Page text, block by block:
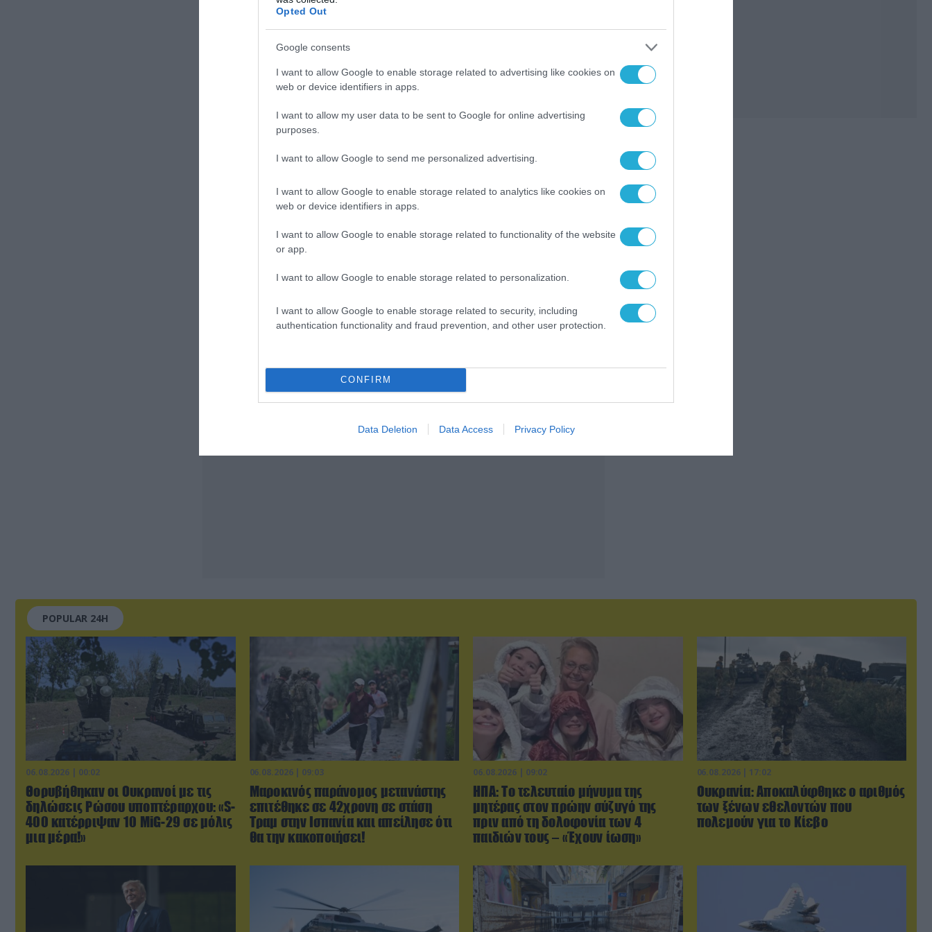
Opted Out
Google consents
I want to allow Google to enable storage related to advertising like cookies on
web or device identifiers in apps.
I want to allow my user data to be sent to Google for online advertising
purposes.
I want to allow Google to send me personalized advertising.
I want to allow Google to enable storage related to analytics like cookies on
web or device identifiers in apps.
I want to allow Google to enable storage related to functionality of the website
or app.
I want to allow Google to enable storage related to personalization.
I want to allow Google to enable storage related to security, including
authentication functionality and fraud prevention, and other user protection.
CONFIRM
Data Deletion Data Access Privacy Policy
ΣΧΟΛΙΑΣΤΕ ΤΟ ΑΡΘΡΟ
POPULAR 24H
06.08.2026 | 00:02
Θορυβήθηκαν οι Ουκρανοί με τις
δηλώσεις Ρώσου υποπτέραρχου: «S-
400 κατέρριψαν 10 MiG-29 σε μόλις
μια μέρα!»
06.08.2026 | 09:03
Μαροκινός παράνομος μετανάστης
επιτέθηκε σε 42χρονη σε στάση
Τραμ στην Ισπανία και απείλησε ότι
θα την κακοποιήσει!
06.08.2026 | 09:02
ΗΠΑ: Το τελευταίο μήνυμα της
μητέρας στον πρώην σύζυγό της
πριν από τη δολοφονία των 4
παιδιών τους – «Έχουν ίωση»
06.08.2026 | 17:02
Ουκρανία: Αποκαλύφθηκε ο αριθμός
των ξένων εθελοντών που
πολεμούν για το Κίεβο